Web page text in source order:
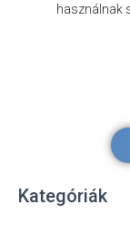
használnak
Kategóriák